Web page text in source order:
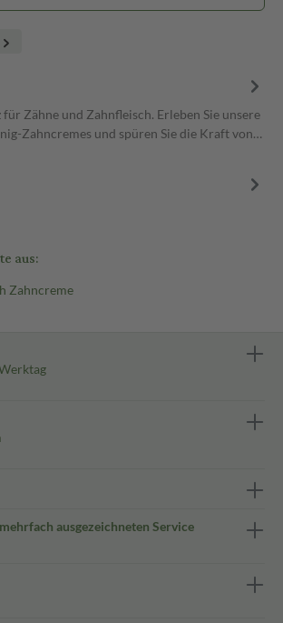
Zähne und Zahnfleisch. Erleben Sie unsere
Zahncremes und spüren Sie die Kraft von…
aus:
Zahncreme
ausgezeichneten Service